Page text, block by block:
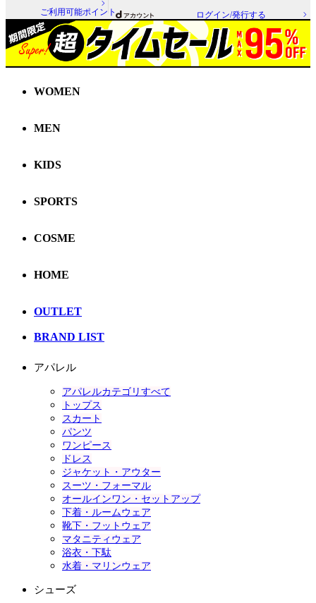
ご利用可能ポイント ログイン/発行する
WOMEN
MEN
KIDS
SPORTS
COSME
HOME
OUTLET
BRAND LIST
アパレル
アパレルカテゴリすべて
トップス
スカート
パンツ
ワンピース
ドレス
ジャケット・アウター
スーツ・フォーマル
オールインワン・セットアップ
下着・ルームウェア
靴下・フットウェア
マタニティウェア
浴衣・下駄
水着・マリンウェア
シューズ